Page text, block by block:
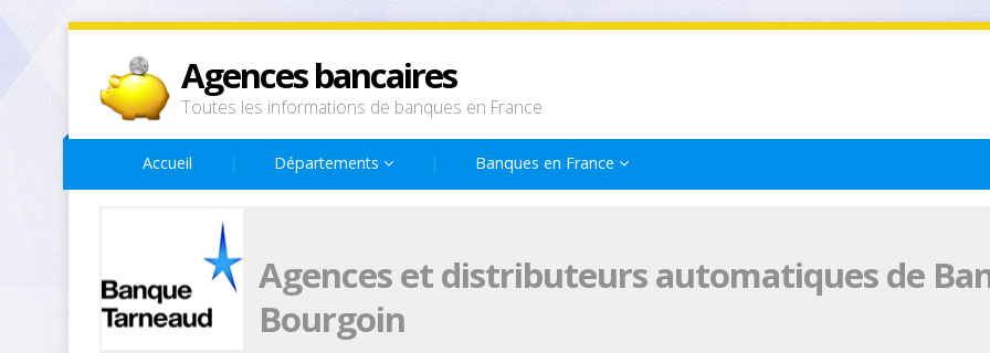
Agences bancaires
Toutes les informations de banques en France
Accueil Départements Banques en France
Agences et distributeurs automatiques de
Bourgoin